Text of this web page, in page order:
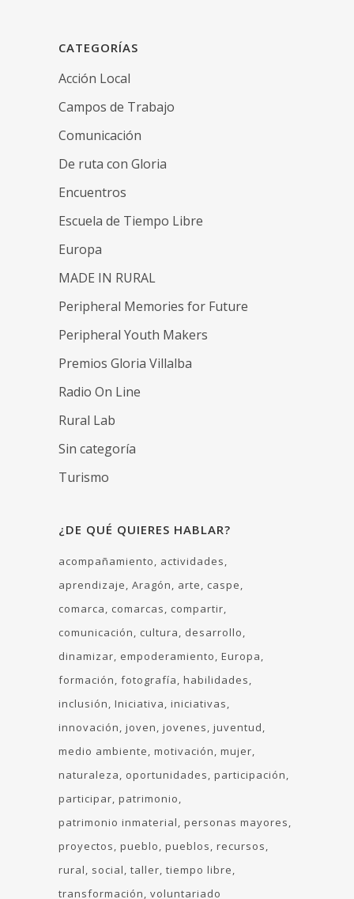
CATEGORÍAS
Acción Local
Campos de Trabajo
Comunicación
De ruta con Gloria
Encuentros
Escuela de Tiempo Libre
Europa
MADE IN RURAL
Peripheral Memories for Future
Peripheral Youth Makers
Premios Gloria Villalba
Radio On Line
Rural Lab
Sin categoría
Turismo
¿DE QUÉ QUIERES HABLAR?
acompañamiento
actividades
aprendizaje Aragón arte
caspe
comarca
comarcas
compartir
comunicación
cultura
desarrollo
dinamizar empoderamiento Europa
formación fotografía habilidades
inclusión Iniciativa iniciativas
innovación joven jovenes juventud
medio ambiente motivación mujer
naturaleza
oportunidades participación
participar patrimonio
patrimonio inmaterial personas mayores
proyectos pueblo pueblos recursos
rural
social taller tiempo libre
transformación voluntariado